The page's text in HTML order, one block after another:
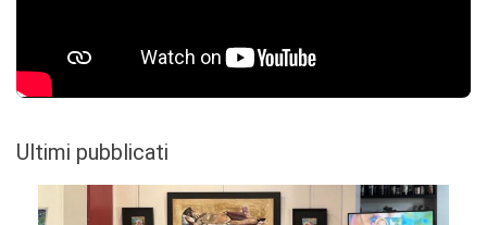
Ultimi pubblicati